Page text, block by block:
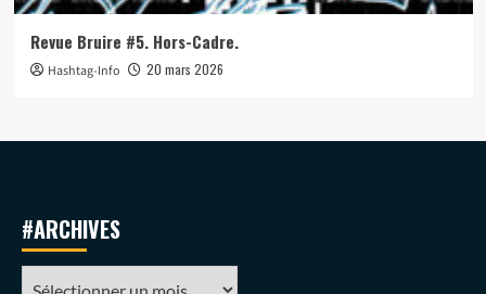
Revue Bruire #5. Hors-Cadre.
Hashtag-Info 20 mars 2026
#ARCHIVES